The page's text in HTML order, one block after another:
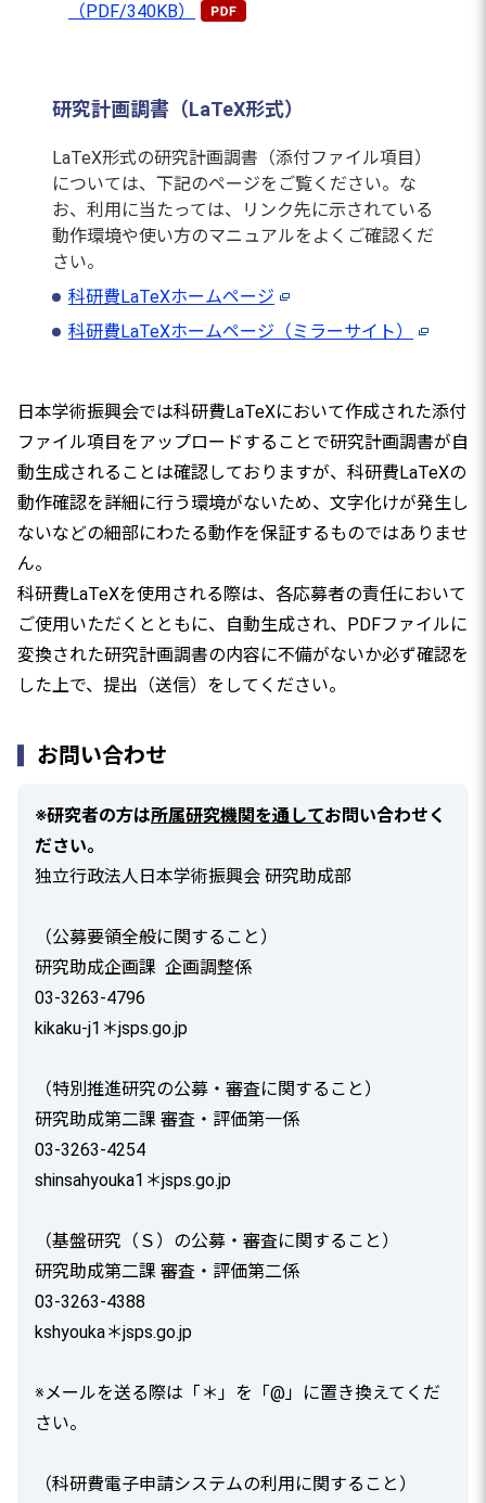
（PDF/340KB）
研究計画調書（LaTeX形式）
LaTeX形式の研究計画調書（添付ファイル項目）
については、下記のページをご覧ください。な
お、利用に当たっては、リンク先に示されている
動作環境や使い方のマニュアルをよくご確認くだ
さい。
科研費LaTeXホームページ
科研費LaTeXホームページ（ミラーサイト）
日本学術振興会では科研費LaTeXにおいて作成された添付
ファイル項目をアップロードすることで研究計画調書が自
動生成されることは確認しておりますが、科研費LaTeXの
動作確認を詳細に行う環境がないため、文字化けが発生し
ないなどの細部にわたる動作を保証するものではありませ
ん。
科研費LaTeXを使用される際は、各応募者の責任において
ご使用いただくとともに、自動生成され、PDFファイルに
変換された研究計画調書の内容に不備がないか必ず確認を
した上で、提出（送信）をしてください。
お問い合わせ
※研究者の方は所属研究機関を通してお問い合わせく
ださい。
独立行政法人日本学術振興会 研究助成部
（公募要領全般に関すること）
研究助成企画課 企画調整係
03-3263-4796
kikaku-j1＊jsps.go.jp
（特別推進研究の公募・審査に関すること）
研究助成第二課 審査・評価第一係
03-3263-4254
shinsahyouka1＊jsps.go.jp
（基盤研究（Ｓ）の公募・審査に関すること）
研究助成第二課 審査・評価第二係
03-3263-4388
kshyouka＊jsps.go.jp
※メールを送る際は「＊」を「@」に置き換えてくだ
さい。
（科研費電子申請システムの利用に関すること）